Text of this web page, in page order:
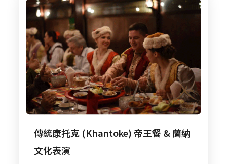
傳統康托克 (Khantoke) 帝王餐 & 蘭納
文化表演